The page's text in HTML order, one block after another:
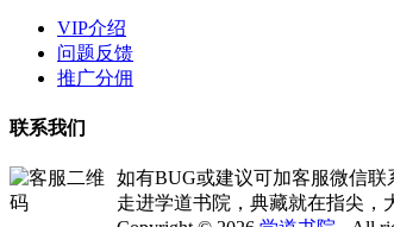
VIP介绍
问题反馈
推广分佣
联系我们
如有BUG或建议可加客服微信联
走进学道书院，典藏就在指尖，